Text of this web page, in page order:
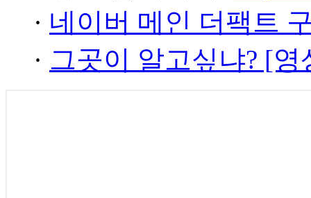
· 네이버 메인 더팩트
· 그곳이 알고싶냐? [